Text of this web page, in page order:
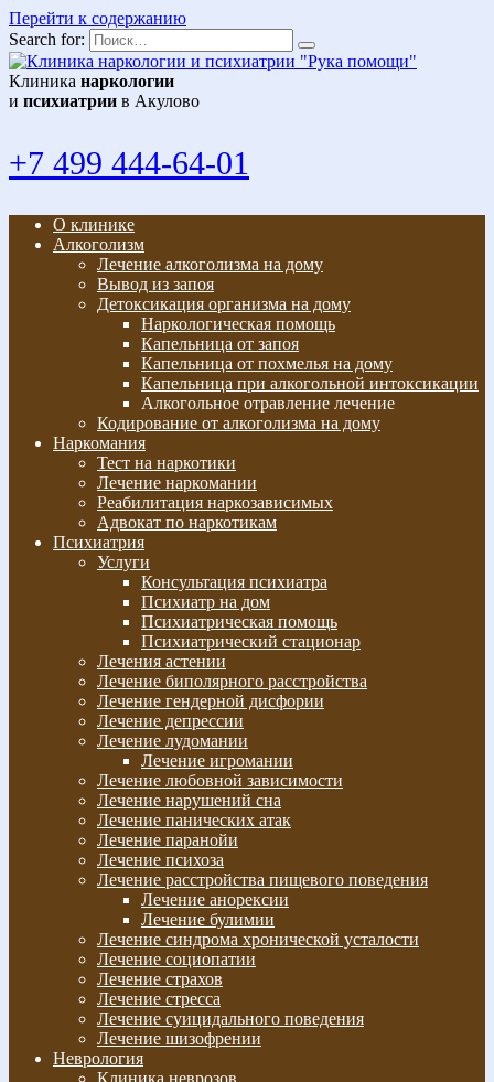
Перейти к содержанию
Search for:
Клиника наркологии
и психиатрии в Акулово
+7 499 444-64-01
О клинике
Алкоголизм
Лечение алкоголизма на дому
Вывод из запоя
Детоксикация организма на дому
Наркологическая помощь
Капельница от запоя
Капельница от похмелья на дому
Капельница при алкогольной интоксикации
Алкогольное отравление лечение
Кодирование от алкоголизма на дому
Наркомания
Тест на наркотики
Лечение наркомании
Реабилитация наркозависимых
Адвокат по наркотикам
Психиатрия
Услуги
Консультация психиатра
Психиатр на дом
Психиатрическая помощь
Психиатрический стационар
Лечения астении
Лечение биполярного расстройства
Лечение гендерной дисфории
Лечение депрессии
Лечение лудомании
Лечение игромании
Лечение любовной зависимости
Лечение нарушений сна
Лечение панических атак
Лечение паранойи
Лечение психоза
Лечение расстройства пищевого поведения
Лечение анорексии
Лечение булимии
Лечение синдрома хронической усталости
Лечение социопатии
Лечение страхов
Лечение стресса
Лечение суицидального поведения
Лечение шизофрении
Неврология
Клиника неврозов